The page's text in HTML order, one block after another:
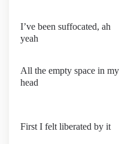
I’ve been suffocated, ah
yeah
All the empty space in my
head
First I felt liberated by it